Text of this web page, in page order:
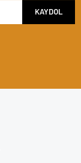
KAYDOL